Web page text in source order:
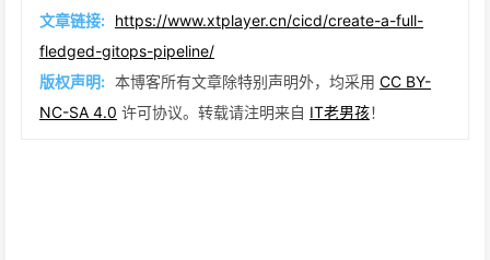
文章链接: https://www.xtplayer.cn/cicd/create-a-full-
fledged-gitops-pipeline/
版权声明: 本博客所有文章除特别声明外，均采用 CC BY-
NC-SA 4.0 许可协议。转载请注明来自 IT老男孩！